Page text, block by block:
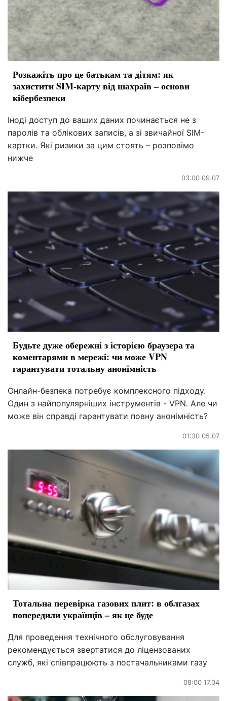
Розкажіть про це батькам та дітям: як
захистити SIM-карту від шахраїв – основи
кібербезпеки
Іноді доступ до ваших даних починається не з
паролів та облікових записів, а зі звичайної SIM-
картки. Які ризики за цим стоять – розповімо
нижче
03:00 09.07
Будьте дуже обережні з історією браузера та
коментарями в мережі: чи може VPN
гарантувати тотальну анонімність
Онлайн-безпека потребує комплексного підходу.
Один з найпопулярніших інструментів - VPN. Але чи
може він справді гарантувати повну анонімність?
01:30 05.07
Тотальна перевірка газових плит: в облгазах
попередили українців – як це буде
Для проведення технічного обслуговування
рекомендується звертатися до ліцензованих
служб, які співпрацюють з постачальниками газу
08:00 17.04